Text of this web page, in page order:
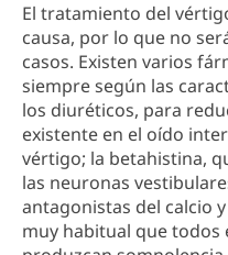
El tratamiento del
causa, por lo que no
casos. Existen varios
siempre según las
los diuréticos, para
existente en el oído
vértigo; la betahistina,
las neuronas
antagonistas del calcio
muy habitual que todos